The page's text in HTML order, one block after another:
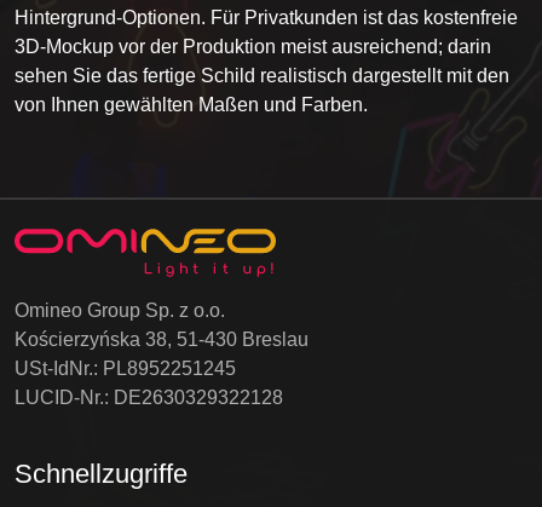
Hintergrund-Optionen. Für Privatkunden ist das kostenfreie
3D-Mockup vor der Produktion meist ausreichend; darin
sehen Sie das fertige Schild realistisch dargestellt mit den
von Ihnen gewählten Maßen und Farben.
Omineo Group Sp. z o.o.
Kościerzyńska 38, 51-430 Breslau
USt-IdNr.: PL8952251245
LUCID-Nr.: DE2630329322128
Schnellzugriffe